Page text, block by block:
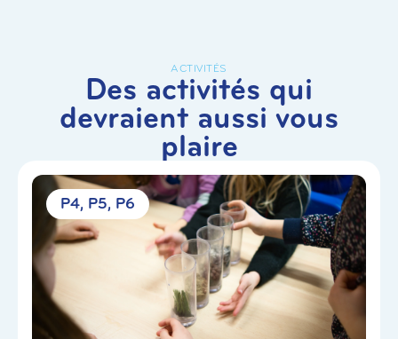
ACTIVITÉS
Des activités qui
devraient aussi vous
plaire
P4 P5 P6